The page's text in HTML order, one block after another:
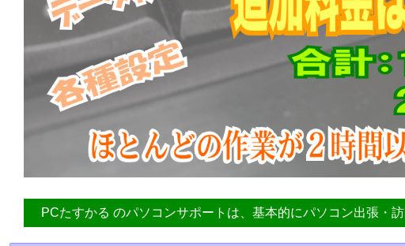
PCたすかる のパソコンサポートは、基本的にパソコン出張・訪